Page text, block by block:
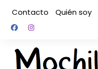
contenido
Contacto Quién soy